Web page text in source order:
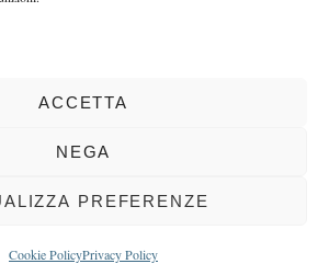
ACCETTA
NEGA
PREFERENZE
Cookie PolicyPrivacy Policy
LA VOCE |PRIVACY
BCC DI BUSTO GAROLFO E BUGUGGIATE